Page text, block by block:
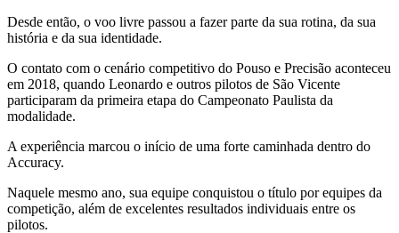
Desde então, o voo livre passou a fazer parte da sua rotina, da sua
história e da sua identidade.
O contato com o cenário competitivo do Pouso e Precisão aconteceu
em 2018, quando Leonardo e outros pilotos de São Vicente
participaram da primeira etapa do Campeonato Paulista da
modalidade.
A experiência marcou o início de uma forte caminhada dentro do
Accuracy.
Naquele mesmo ano, sua equipe conquistou o título por equipes da
competição, além de excelentes resultados individuais entre os
pilotos.